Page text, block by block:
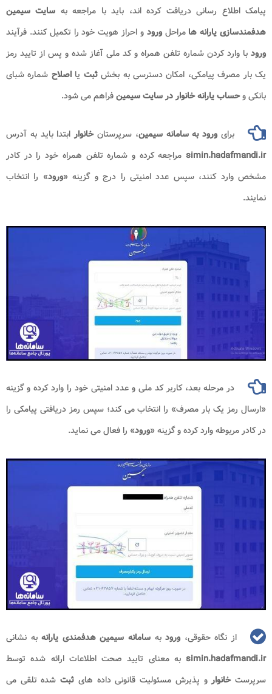
پیامک اطلاع رسانی دریافت کرده اند، باید با مراجعه به سایت سیمین
هدفمندسازی یارانه ها مراحلورودو احراز هویت خود را تکمیل کنند. فرآیند
ورود با وارد کردن شماره تلفن همراه و کد ملی آغاز شده و پس از تایید رمز
یک بار مصرف پیامکی، امکان دسترسی به بخشثبت یااصلاح شماره شبای
بانکی وحساب یارانه خانوار در سایت سیمینفراهم می شود.
برای ورود به سامانه سیمین، سرپرستانخانوار ابتدا باید به آدرس
simin.hadafmandi.ir مراجعه کرده و شماره تلفن همراه خود را در کادر
مشخص وارد کنند، سپس عدد امنیتی را درج و گزینه «ورود» را انتخاب
نمایند.
در مرحله بعد، کاربر کد ملی و عدد امنیتی خود را وارد کرده و گزینه
«ارسال رمز یک بار مصرف» را انتخاب می کند؛ سپس رمز دریافتی پیامکی را
در کادر مربوطه وارد کرده و گزینه «ورود» را فعال می نماید.
از نگاه حقوقی، ورودبه سامانه سیمین هدفمندی یارانهبه نشانی
simin.hadafmandi.ir به معنای تایید صحت اطلاعات ارائه شده توسط
سرپرستخانوارو پذیرش مسئولیت قانونی داده های ثبت شده تلقی می